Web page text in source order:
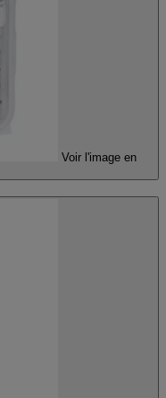
Voir l'image en